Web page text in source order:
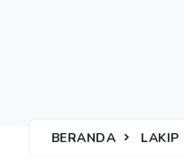
BERANDA LAKIP